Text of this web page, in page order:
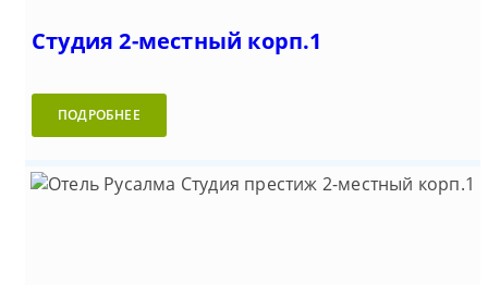
Студия 2-местный корп.1
ПОДРОБНЕЕ